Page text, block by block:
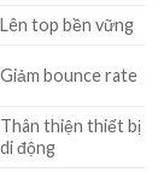
Lên top bền vững
Giảm bounce rate
Thân thiện thiết bị
di động